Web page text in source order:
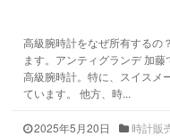
高級腕時計をなぜ所有するの
ます。アンティグランデ 加
高級腕時計。特に、スイスメ
ています。 他方、時...
2025年5月20日 時計販